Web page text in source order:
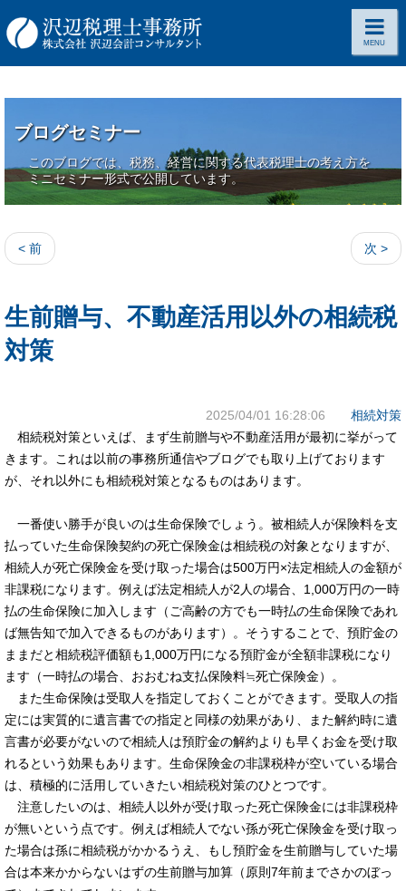
ブログセミナー
このブログでは、税務、経営に関する代表税理士の考え方を
ミニセミナー形式で公開しています。
< 前 次 >
生前贈与、不動産活用以外の相続税
対策
2025/04/01 16:28:06 相続対策
相続税対策といえば、まず生前贈与や不動産活用が最初に挙がって
きます。これは以前の事務所通信やブログでも取り上げております
が、それ以外にも相続税対策となるものはあります。
一番使い勝手が良いのは生命保険でしょう。被相続人が保険料を支
払っていた生命保険契約の死亡保険金は相続税の対象となりますが、
相続人が死亡保険金を受け取った場合は500万円×法定相続人の金額が
非課税になります。例えば法定相続人が2人の場合、1,000万円の一時
払の生命保険に加入します（ご高齢の方でも一時払の生命保険であれ
ば無告知で加入できるものがあります）。そうすることで、預貯金の
ままだと相続税評価額も1,000万円になる預貯金が全額非課税になり
ます（一時払の場合、おおむね支払保険料≒死亡保険金）。
また生命保険は受取人を指定しておくことができます。受取人の指
定には実質的に遺言書での指定と同様の効果があり、また解約時に遺
言書が必要がないので相続人は預貯金の解約よりも早くお金を受け取
れるという効果もあります。生命保険金の非課税枠が空いている場合
は、積極的に活用していきたい相続税対策のひとつです。
注意したいのは、相続人以外が受け取った死亡保険金には非課税枠
が無いという点です。例えば相続人でない孫が死亡保険金を受け取っ
た場合は孫に相続税がかかるうえ、もし預貯金を生前贈与していた場
合は本来かからないはずの生前贈与加算（原則7年前までさかのぼっ
MENU